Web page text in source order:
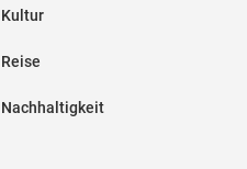
Kultur
Reise
Nachhaltigkeit